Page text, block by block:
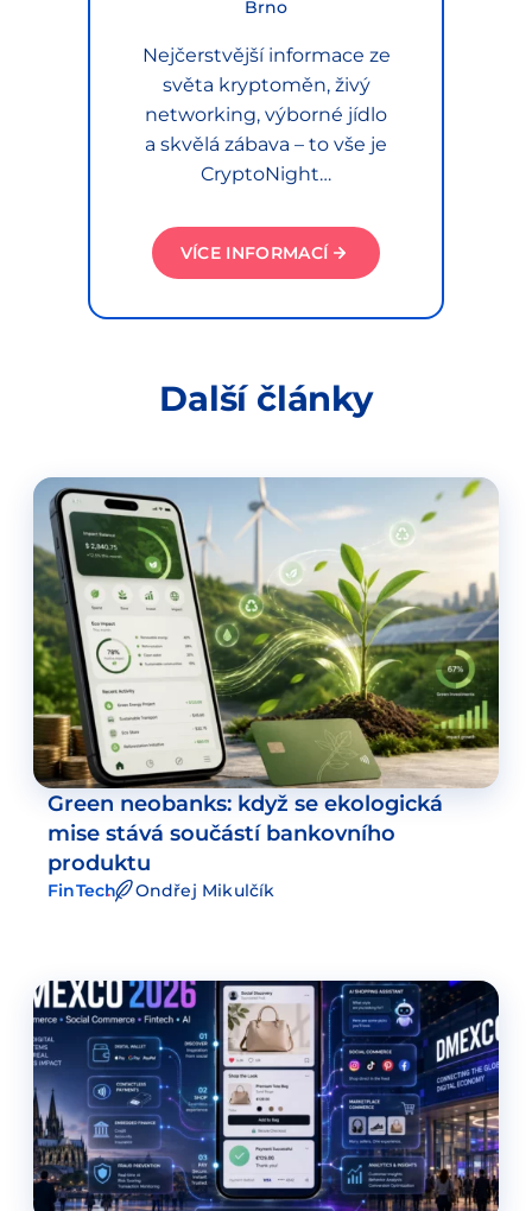
Brno
Nejčerstvější informace ze
světa kryptoměn, živý
networking, výborné jídlo
a skvělá zábava – to vše je
CryptoNight…
VÍCE INFORMACÍ
Další články
Green neobanks: když se ekologická
mise stává součástí bankovního
produktu
FinTech Ondřej Mikulčík